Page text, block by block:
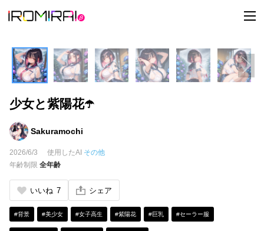
t
o
l
e
n
a
v
少女と紫陽花☂️
Sakuramochi
2026/6/3 使用したAI その他
年齢制限 全年齢
いいね 7 シェア
#背景 #美少女 #女子高生 #紫陽花 #巨乳 #セーラー服